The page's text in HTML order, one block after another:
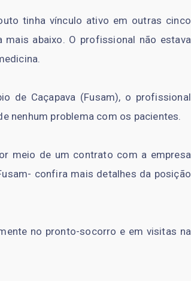
tinha vínculo ativo em outras cinco
abaixo. O profissional não estava
de Caçapava (Fusam), o profissional
nenhum problema com os pacientes.
meio de um contrato com a empresa
confira mais detalhes da posição
no pronto-socorro e em visitas na